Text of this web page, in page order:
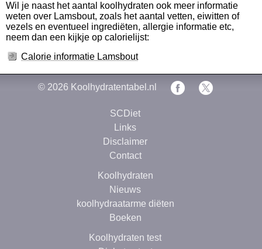
Wil je naast het aantal koolhydraten ook meer informatie
weten over Lamsbout, zoals het aantal vetten, eiwitten of
vezels en eventueel ingrediëten, allergie informatie etc,
neem dan een kijkje op calorielijst:
Calorie informatie Lamsbout
© 2026 Koolhydratentabel.nl
SCDiet
Links
Disclaimer
Contact
Koolhydraten
Nieuws
koolhydraatarme diëten
Boeken
Koolhydraten test